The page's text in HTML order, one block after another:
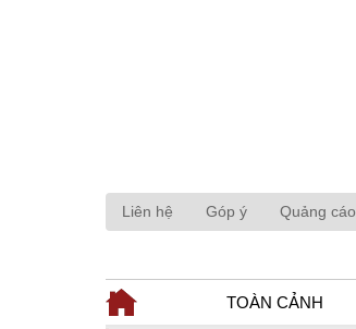
Liên hệ Góp ý Quảng cáo
TOÀN CẢNH